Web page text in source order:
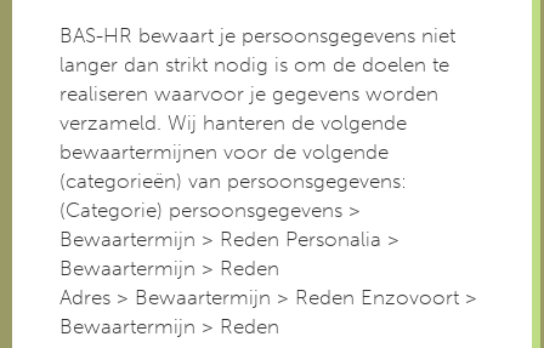
BAS-HR bewaart je persoonsgegevens niet
langer dan strikt nodig is om de doelen te
realiseren waarvoor je gegevens worden
verzameld. Wij hanteren de volgende
bewaartermijnen voor de volgende
(categorieën) van persoonsgegevens:
(Categorie) persoonsgegevens >
Bewaartermijn > Reden Personalia >
Bewaartermijn > Reden
Adres > Bewaartermijn > Reden Enzovoort >
Bewaartermijn > Reden